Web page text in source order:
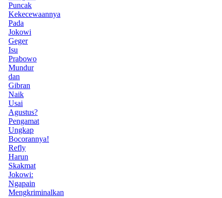
Puncak
Kekecewaannya
Pada
Jokowi
Geger
Isu
Prabowo
Mundur
dan
Gibran
Naik
Usai
Agustus?
Pengamat
Ungkap
Bocorannya!
Refly
Harun
Skakmat
Jokowi:
Ngapain
Mengkriminalkan